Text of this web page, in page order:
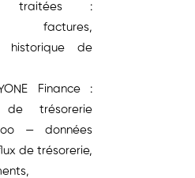
traitées :
factures,
historique de
Finance :
de trésorerie
— données
de trésorerie,